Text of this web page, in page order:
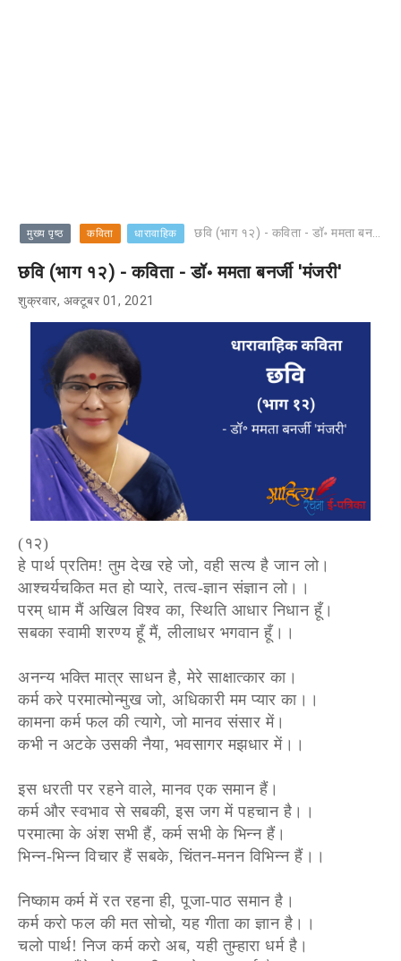
मुख्य पृष्ठ कविता धारावाहिक छवि (भाग १२) - कविता - डॉ॰ ममता बनर्जी 'मंजरी'
छवि (भाग १२) - कविता - डॉ॰ ममता बनर्जी 'मंजरी'
शुक्रवार, अक्टूबर 01, 2021
(१२)
हे पार्थ प्रतिम! तुम देख रहे जो, वही सत्य है जान लो।
आश्चर्यचकित मत हो प्यारे, तत्व-ज्ञान संज्ञान लो।।
परम् धाम मैं अखिल विश्व का, स्थिति आधार निधान हूँ।
सबका स्वामी शरण्य हूँ मैं, लीलाधर भगवान हूँ।।
अनन्य भक्ति मात्र साधन है, मेरे साक्षात्कार का।
कर्म करे परमात्मोन्मुख जो, अधिकारी मम प्यार का।।
कामना कर्म फल की त्यागे, जो मानव संसार में।
कभी न अटके उसकी नैया, भवसागर मझधार में।।
इस धरती पर रहने वाले, मानव एक समान हैं।
कर्म और स्वभाव से सबकी, इस जग में पहचान है।।
परमात्मा के अंश सभी हैं, कर्म सभी के भिन्न हैं।
भिन्न-भिन्न विचार हैं सबके, चिंतन-मनन विभिन्न हैं।।
निष्काम कर्म में रत रहना ही, पूजा-पाठ समान है।
कर्म करो फल की मत सोचो, यह गीता का ज्ञान है।।
चलो पार्थ! निज कर्म करो अब, यही तुम्हारा धर्म है।